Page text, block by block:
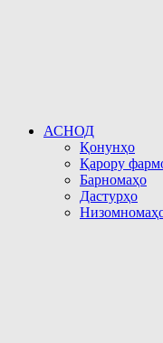
АСНОД
Қонунҳо
Қарору
Барномаҳо
Дастурҳо